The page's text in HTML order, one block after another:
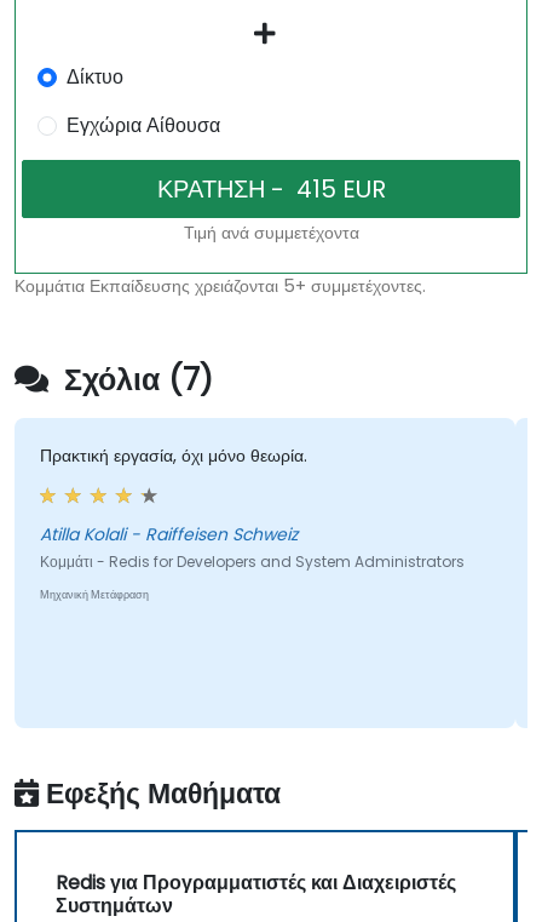
Δίκτυο
Εγχώρια Αίθουσα
Τιμή ανά συμμετέχοντα
Κομμάτια Εκπαίδευσης χρειάζονται 5+ συμμετέχοντες.
Σχόλια (7)
Πρακτική εργασία, όχι μόνο θεωρία.
Atilla Kolali - Raiffeisen Schweiz
Κομμάτι - Redis for Developers and System Administrators
Μηχανική Μετάφραση
Εφεξής Μαθήματα
Redis για Προγραμματιστές και Διαχειριστές
Συστημάτων